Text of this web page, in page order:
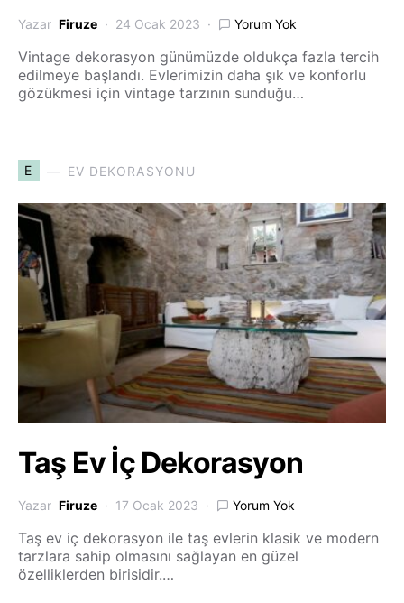
Yazar Firuze 24 Ocak 2023 Yorum Yok
Vintage dekorasyon günümüzde oldukça fazla tercih
edilmeye başlandı. Evlerimizin daha şık ve konforlu
gözükmesi için vintage tarzının sunduğu…
E EV DEKORASYONU
Taş Ev İç Dekorasyon
Yazar Firuze 17 Ocak 2023 Yorum Yok
Taş ev iç dekorasyon ile taş evlerin klasik ve modern
tarzlara sahip olmasını sağlayan en güzel
özelliklerden birisidir.…